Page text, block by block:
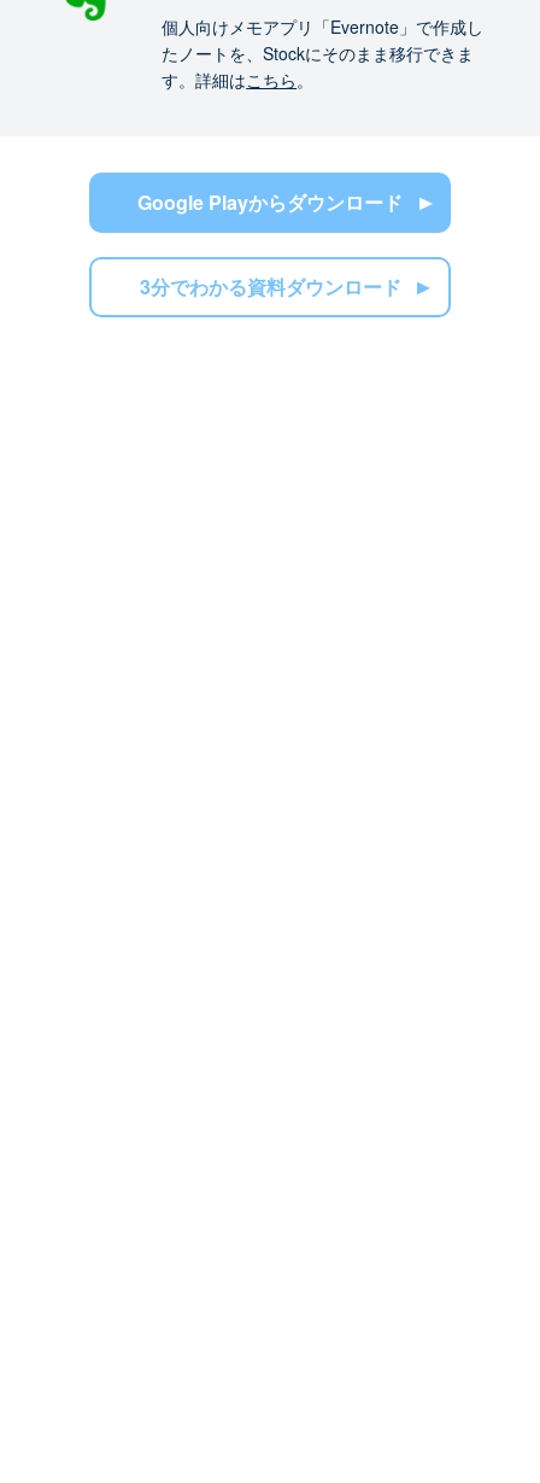
個人向けメモアプリ「Evernote」で作成し
たノートを、Stockにそのまま移行できま
す。詳細はこちら。
Google Playからダウンロード
3分でわかる資料ダウンロード